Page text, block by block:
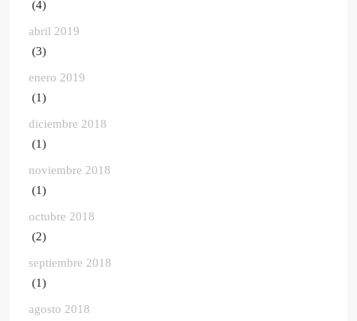
(4)
abril 2019
(3)
enero 2019
(1)
diciembre 2018
(1)
noviembre 2018
(1)
octubre 2018
(2)
septiembre 2018
(1)
agosto 2018